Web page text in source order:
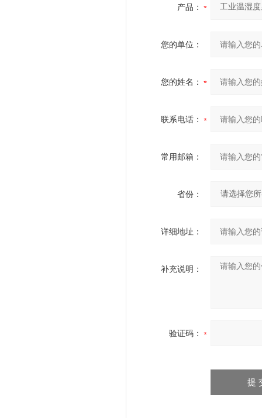
产品：
您的单位：
您的姓名：
联系电话：
常用邮箱：
省份：
详细地址：
补充说明：
验证码：